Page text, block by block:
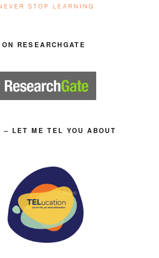
RESEARCHGATE
– LET ME TEL YOU ABOUT